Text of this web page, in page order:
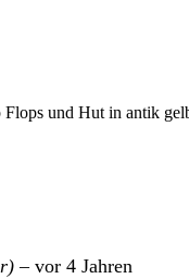
und Hut in antik
– vor 4 Jahren